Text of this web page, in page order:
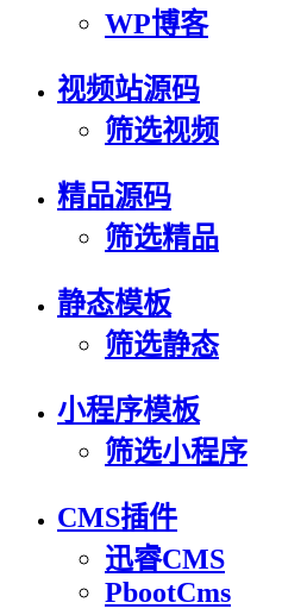
WP博客
视频站源码
筛选视频
精品源码
筛选精品
静态模板
筛选静态
小程序模板
筛选小程序
CMS插件
迅睿CMS
PbootCms